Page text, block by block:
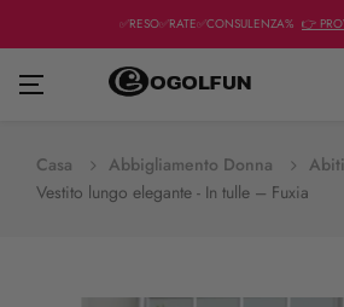
✅RESO✅RATE✅CONSULENZA% 👉
navigazione
☰
Casa Abbigliamento Donna
Vestito lungo elegante - In tulle – Fuxia